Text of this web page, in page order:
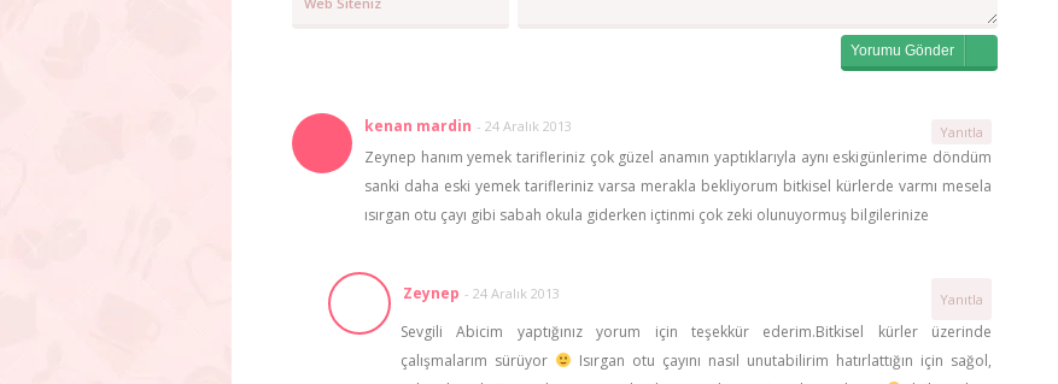
kenan mardin - 24 Aralık 2013 Yanıtla
Zeynep hanım yemek tarifleriniz çok güzel anamın yaptıklarıyla aynı eskigünlerime döndüm
sanki daha eski yemek tarifleriniz varsa merakla bekliyorum bitkisel kürlerde varmı mesela
ısırgan otu çayı gibi sabah okula giderken içtinmi çok zeki olunuyormuş bilgilerinize
Zeynep - 24 Aralık 2013 Yanıtla
Sevgili Abicim yaptığınız yorum için teşekkür ederim.Bitkisel kürler üzerinde
çalışmalarım sürüyor
Isırgan otu çayını nasıl unutabilirim hatırlattığın için sağol,